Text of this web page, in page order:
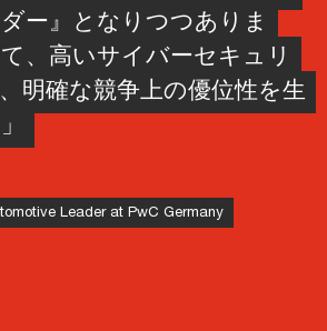
ー』となりつつありま
、高いサイバーセキュリ
明確な競争上の優位性を生
Leader at PwC Germany